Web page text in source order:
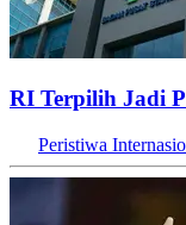
RI Terpilih Jadi
Peristiwa